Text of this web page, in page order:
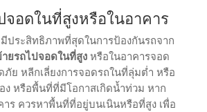
จอดในที่สูงหรือในอาคาร
ประสิทธิภาพที่สุดในการป้องกันรถจาก
ายรถไปจอดในที่สูงหรือในอาคารจอด
ย หลีกเลี่ยงการจอดรถในที่ลุ่มต่ำ หรือ
ง หรือพื้นที่ที่มีโอกาสเกิดน้ำท่วม หาก
ร ควรหาพื้นที่ที่อยู่บนเนินหรือที่สูง เพื่อ